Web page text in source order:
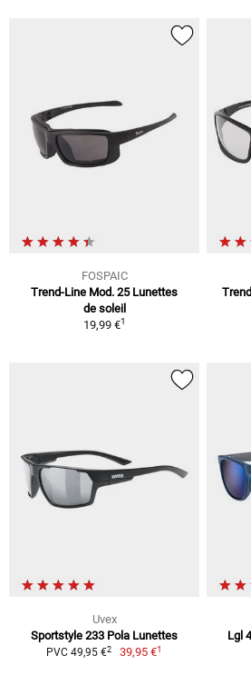
FOSPAIC
Trend-Line Mod. 25 Lunettes
de soleil
19,99 €1
Uvex
Sportstyle 233 Pola Lunettes
PVC 49,95 €2 39,95 €1
Lgl